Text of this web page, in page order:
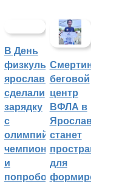
В День
физкультурника
ярославцы
сделали
зарядку
с
олимпийским
чемпионом
и
попробовали
Смертин:
беговой
центр
ВФЛА в
Ярославле
станет
пространством
для
формирования